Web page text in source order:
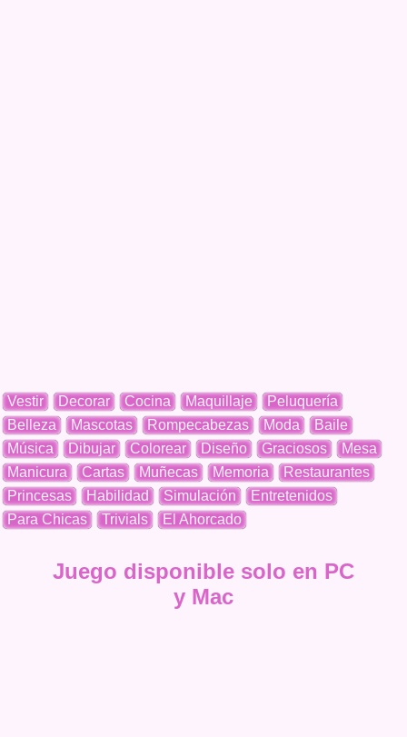
Vestir Decorar Cocina Maquillaje
Peluquería
Belleza
Mascotas Rompecabezas Moda
Baile
Música
Dibujar Colorear Diseño Graciosos
Mesa
Manicura
Cartas Muñecas Memoria
Restaurantes
Princesas
Habilidad Simulación
Entretenidos
Para Chicas
Trivials El Ahorcado
Juego disponible solo en PC
y Mac